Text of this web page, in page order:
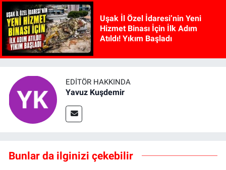
Uşak İl Özel İdaresi’nin Yeni
Hizmet Binası İçin İlk Adım
Atıldı! Yıkım Başladı
EDITÖR HAKKINDA
Yavuz Kuşdemir
Bunlar da ilginizi çekebilir